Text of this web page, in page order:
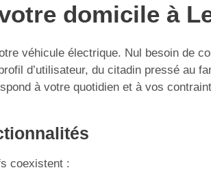
domicile à
véhicule électrique. Nul besoin de
d’utilisateur, du citadin pressé au
à votre quotidien et à vos
coexistent :